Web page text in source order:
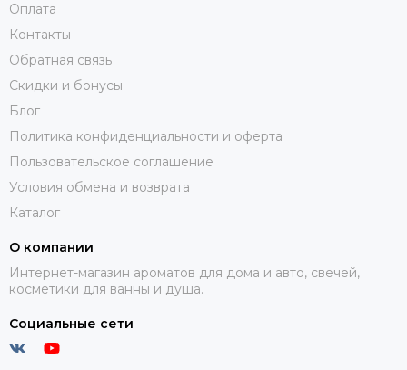
Оплата
Контакты
Обратная связь
Скидки и бонусы
Блог
Политика конфиденциальности и оферта
Пользовательское соглашение
Условия обмена и возврата
Каталог
О компании
Интернет-магазин ароматов для дома и авто, свечей,
косметики для ванны и душа.
Социальные сети